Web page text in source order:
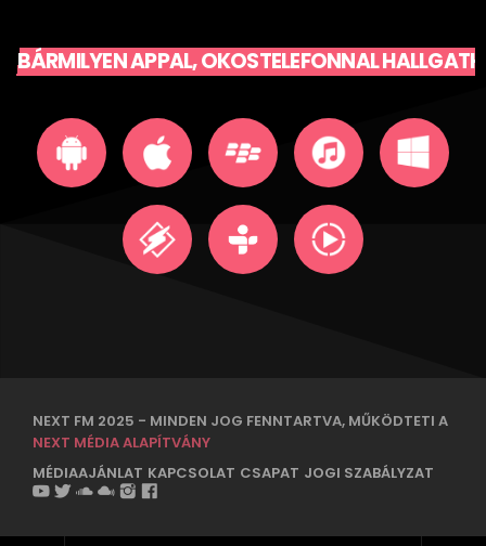
BÁRMILYEN APPAL, OKOSTELEFONNAL
NEXT FM 2025 - MINDEN JOG FENNTARTVA, MŰKÖDTETI A
NEXT MÉDIA ALAPÍTVÁNY
MÉDIAAJÁNLAT KAPCSOLAT CSAPAT JOGI SZABÁLYZAT